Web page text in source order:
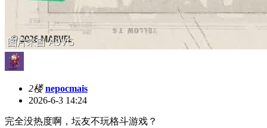
2楼 nepocmais
2026-6-3 14:24
完全没热度啊，坛友不玩格斗游戏？